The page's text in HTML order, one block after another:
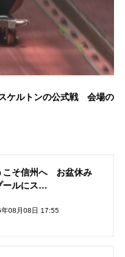
ケルトンの公式戦 会場の
こそ信州へ お盆休み
ールにス…
08月08日 17:55